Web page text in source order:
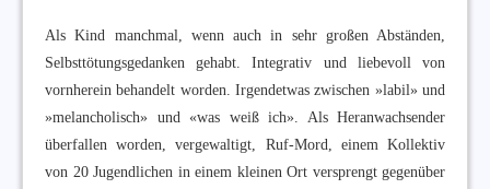
Als Kind manchmal, wenn auch in sehr großen Abständen,
Selbsttötungsgedanken gehabt. Integrativ und liebevoll von
vornherein behandelt worden. Irgendetwas zwischen »labil» und
»melancholisch» und «was weiß ich». Als Heranwachsender
überfallen worden, vergewaltigt, Ruf-Mord, einem Kollektiv
von 20 Jugendlichen in einem kleinen Ort versprengt gegenüber